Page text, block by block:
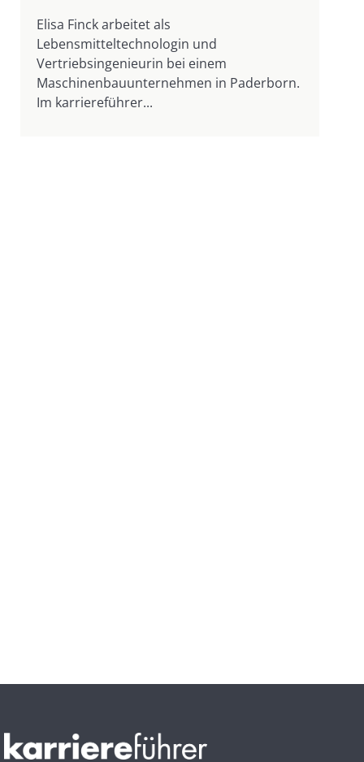
Elisa Finck arbeitet als
Lebensmitteltechnologin und
Vertriebsingenieurin bei einem
Maschinenbauunternehmen in Paderborn.
Im karriereführer...